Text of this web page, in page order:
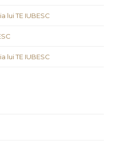
lui TE IUBESC
lui TE IUBESC